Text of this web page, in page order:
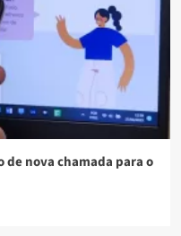
nova chamada para o